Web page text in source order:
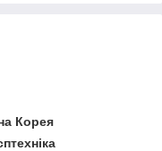
Корея